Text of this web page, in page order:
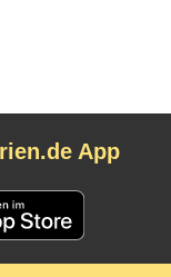
App